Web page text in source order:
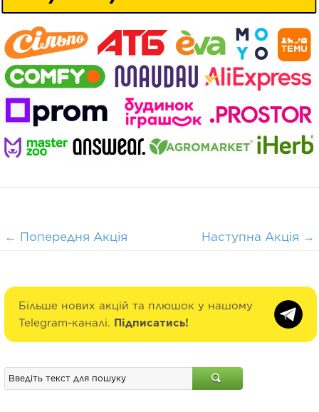
← Попередня Акція Наступна Акція →
Більше нових акцій та плюшок у нашому
Telegram-каналі. Підписатись!